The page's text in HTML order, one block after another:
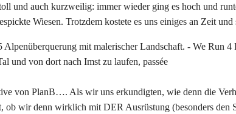
und auch kurzweilig: immer wieder ging es hoch und
Wiesen. Trotzdem kostete es uns einiges an Zeit
und von dort nach Imst zu laufen, passée
von PlanB…. Als wir uns erkundigten, wie denn die
ob wir denn wirklich mit DER Ausrüstung (besonders